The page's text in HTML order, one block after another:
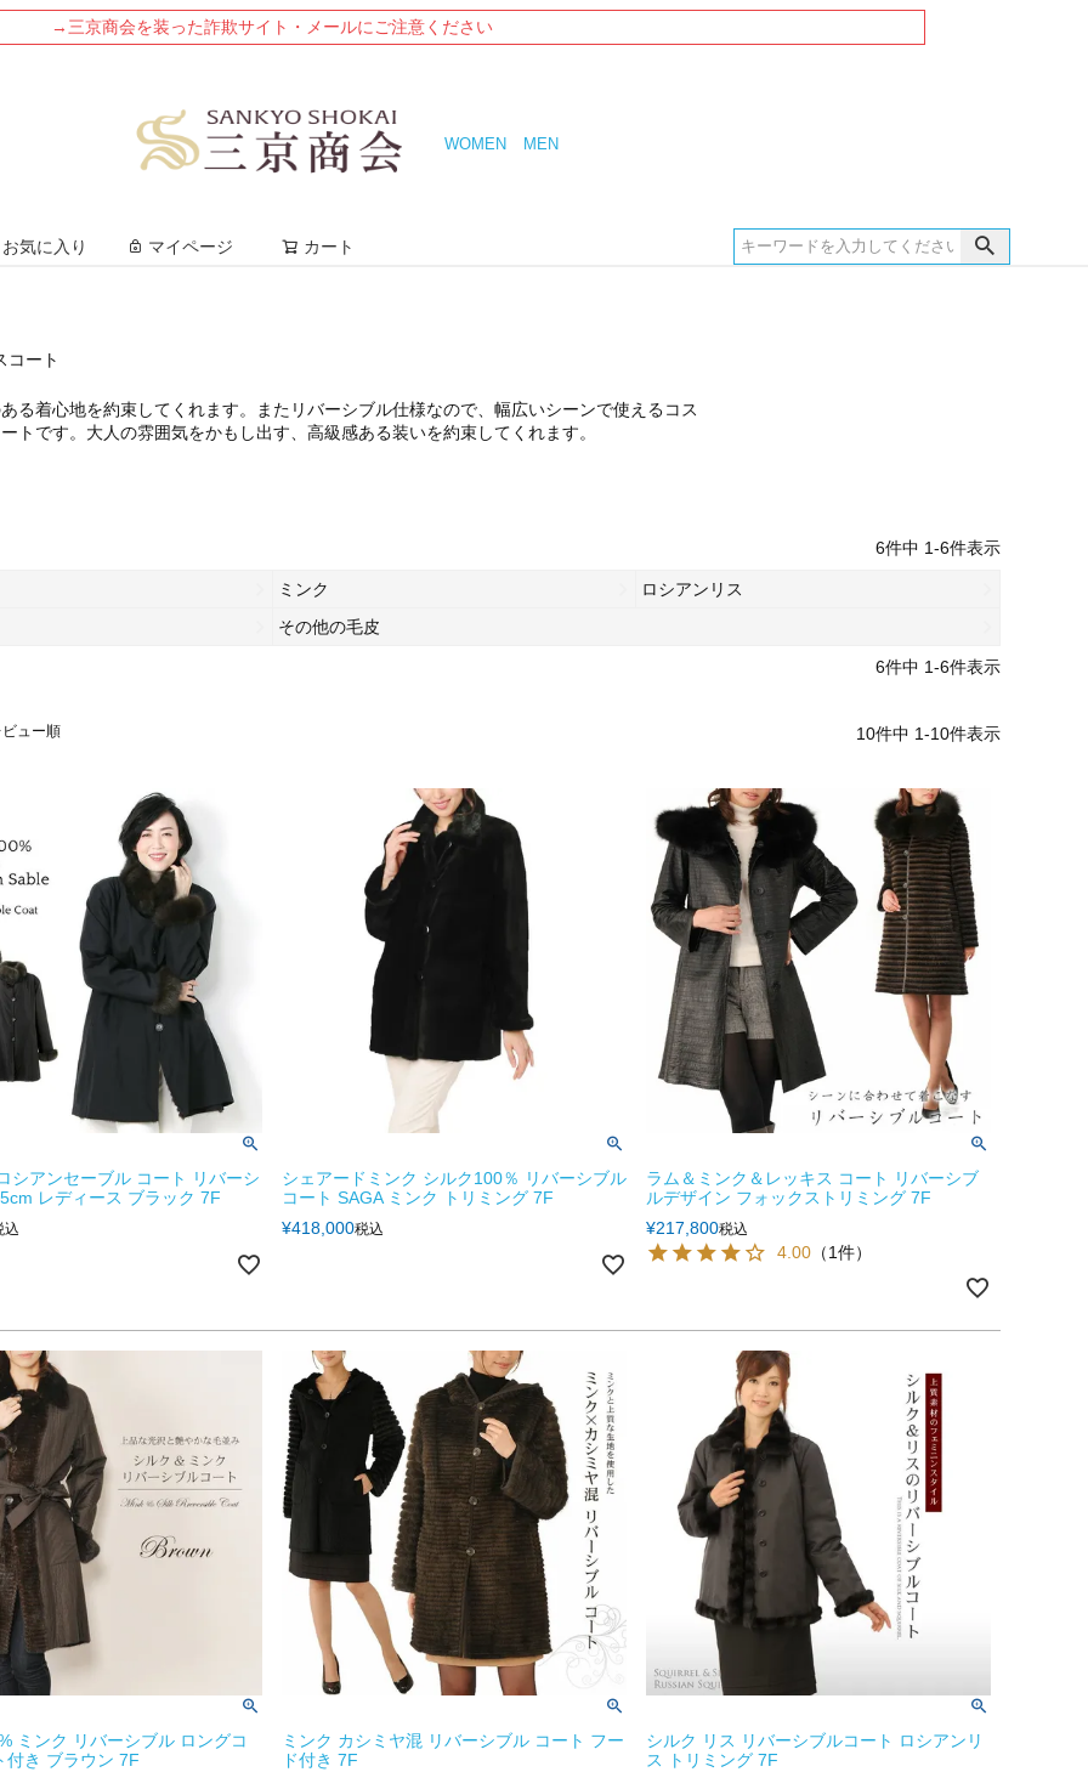
→三京商会を装った詐欺サイト・メールにご注意ください
WOMEN MEN
お気に入り マイページ カート
コート
る着心地を約束してくれます。またリバーシブル仕様なので、幅広いシーンで使えるコス
トです。大人の雰囲気をかもし出す、高級感ある装いを約束してくれます。
6件中 1-6件表示
ミンク
ロシアンリス
その他の毛皮
6件中 1-6件表示
ュー順 10件中 1-10件表示
シアンセーブル コート リバーシ
レディース ブラック 7F
込
シェアードミンク シルク100％ リバーシブル
コート SAGA ミンク トリミング 7F
¥418,000税込
ラム＆ミンク＆レッキス コート リバーシブ
ルデザイン フォックストリミング 7F
¥217,800税込
4.00 （1件）
ミンク リバーシブル ロングコ
付き ブラウン 7F
ミンク カシミヤ混 リバーシブル コート フー
ド付き 7F
シルク リス リバーシブルコート ロシアンリ
ス トリミング 7F